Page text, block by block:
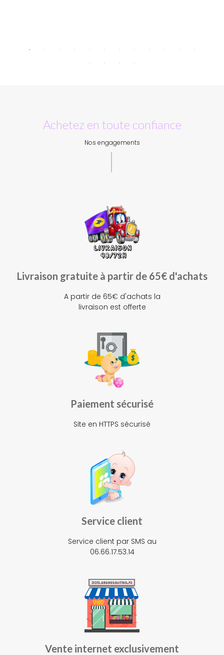
Achetez en toute confiance
Nos engagements
Livraison gratuite à partir de 65€ d'achats
A partir de 65€ d'achats la
livraison est offerte
Paiement sécurisé
Site en HTTPS sécurisé
Service client
Service client par SMS au
06.66.17.53.14
Vente internet exclusivement